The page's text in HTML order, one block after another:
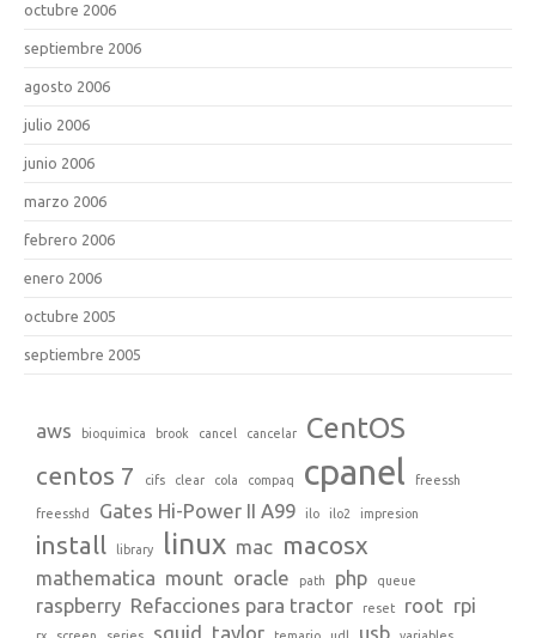
octubre 2006
septiembre 2006
agosto 2006
julio 2006
junio 2006
marzo 2006
febrero 2006
enero 2006
octubre 2005
septiembre 2005
aws bioquimica brook cancel cancelar CentOS
centos 7 cifs clear cola compaq cpanel freessh
freesshd Gates Hi-Power II A99 ilo ilo2 impresion
install library linux mac macosx
mathematica mount oracle path php queue
raspberry Refacciones para tractor reset root rpi
squid taylor usb